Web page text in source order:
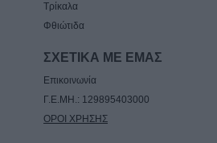
Τρίκαλα
Φθιώτιδα
ΣΧΕΤΙΚΑ ΜΕ ΕΜΑΣ
Επικοινωνία
Γ.Ε.ΜΗ.: 129895403000
ΟΡΟΙ ΧΡΗΣΗΣ